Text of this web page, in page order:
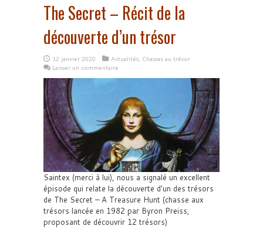
The Secret – Récit de la
découverte d’un trésor
12 janvier 2020 Actualités, Chasses au trésor
Laisser un commentaire
Saintex (merci à lui), nous a signalé un excellent
épisode qui relate la découverte d'un des trésors
de The Secret – A Treasure Hunt (chasse aux
trésors lancée en 1982 par Byron Preiss,
proposant de découvrir 12 trésors)